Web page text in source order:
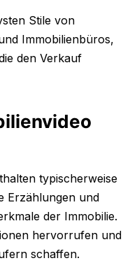
Stile von
Immobilienbüros,
den Verkauf
typischerweise
Erzählungen und
der Immobilie.
hervorrufen und
schaffen.